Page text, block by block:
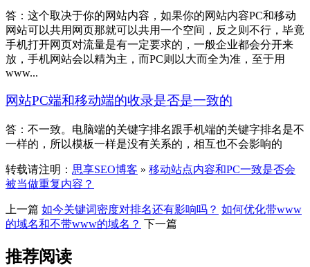
答：这个取决于你的网站内容，如果你的网站内容PC和移动
网站可以共用网页那就可以共用一个空间，反之则不行，毕竟
手机打开网页对流量是有一定要求的，一般企业都会分开来
放，手机网站会以精为主，而PC则以大而全为准，至于用
www...
网站PC端和移动端的收录是否是一致的
答：不一致。电脑端的关键字排名跟手机端的关键字排名是不
一样的，所以模板一样是没有关系的，相互也不会影响的
转载请注明： 思享SEO博客 » 移动站点内容和PC一致是否会
被当做重复内容？
上一篇 如今关键词密度对排名还有影响吗？ 如何优化带www
的域名和不带www的域名？ 下一篇
推荐阅读